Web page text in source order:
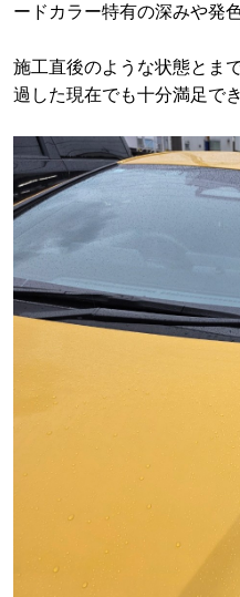
ードカラー特有の深みや発
施工直後のような状態とま
過した現在でも十分満足で